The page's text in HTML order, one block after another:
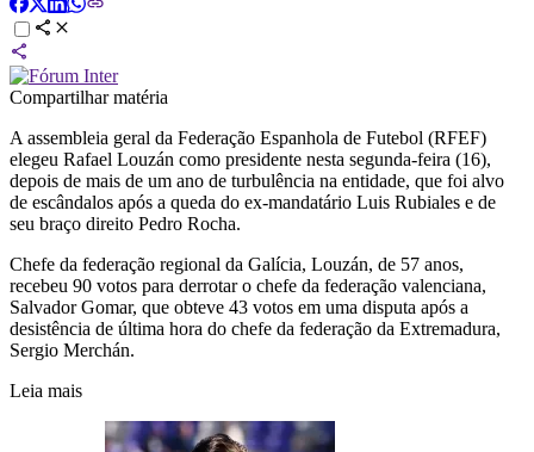
Compartilhar matéria
A assembleia geral da Federação Espanhola de Futebol (RFEF)
elegeu Rafael Louzán como presidente nesta segunda-feira (16),
depois de mais de um ano de turbulência na entidade, que foi alvo
de escândalos após a queda do ex-mandatário Luis Rubiales e de
seu braço direito Pedro Rocha.
Chefe da federação regional da Galícia, Louzán, de 57 anos,
recebeu 90 votos para derrotar o chefe da federação valenciana,
Salvador Gomar, que obteve 43 votos em uma disputa após a
desistência de última hora do chefe da federação da Extremadura,
Sergio Merchán.
Leia mais